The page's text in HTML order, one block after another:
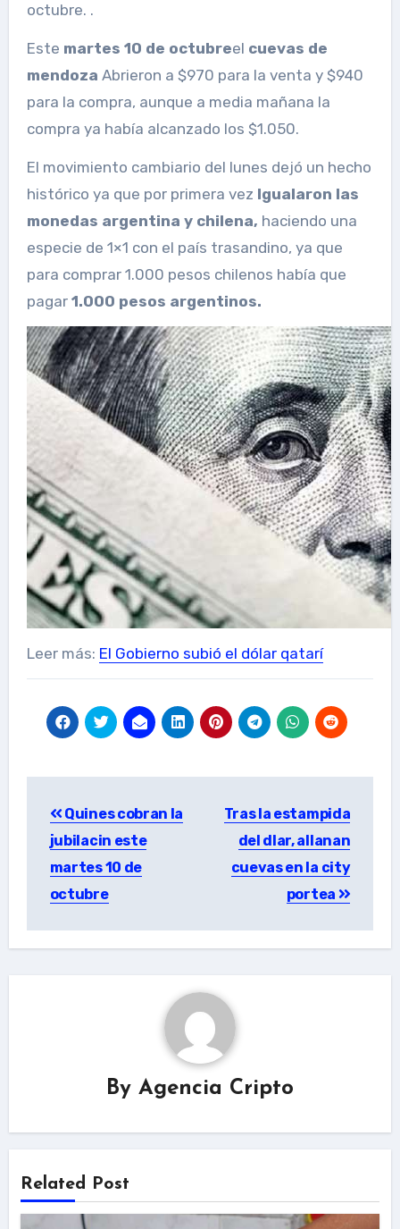
octubre. .
Este martes 10 de octubreel cuevas de
mendoza Abrieron a $970 para la venta y $940
para la compra, aunque a media mañana la
compra ya había alcanzado los $1.050.
El movimiento cambiario del lunes dejó un hecho
histórico ya que por primera vez Igualaron las
monedas argentina y chilena, haciendo una
especie de 1×1 con el país trasandino, ya que
para comprar 1.000 pesos chilenos había que
pagar 1.000 pesos argentinos.
Leer más: El Gobierno subió el dólar qatarí
navigation
Quines cobran la
jubilacin este
martes 10 de
octubre
Tras la estampida
del dlar, allanan
cuevas en la city
portea
By Agencia Cripto
Related Post